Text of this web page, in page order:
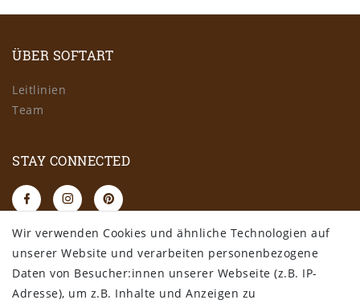
ÜBER SOFTART
Leitlinien
Team
STAY CONNECTED
RECHTLICHES
AGB
Datenschutz
Wir verwenden Cookies und ähnliche Technologien auf
unserer Website und verarbeiten personenbezogene
Daten von Besucher:innen unserer Webseite (z.B. IP-
Adresse), um z.B. Inhalte und Anzeigen zu